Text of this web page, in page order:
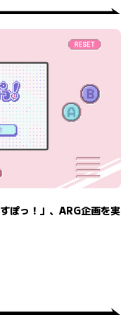
っ！」、ARG企画を実